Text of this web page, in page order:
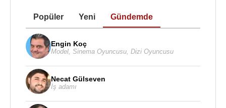
Popüler Yeni Gündemde
Engin Koç
Model Sinema Oyuncusu Dizi Oyuncusu
Necat Gülseven
İş adamı